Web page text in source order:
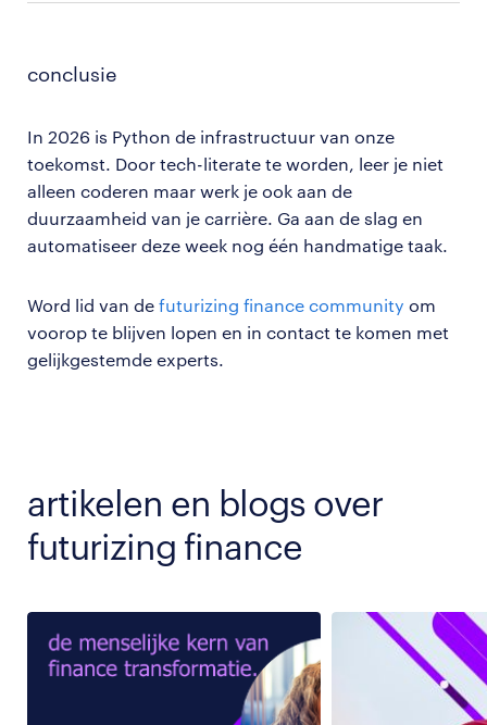
conclusie
In 2026 is Python de infrastructuur van onze
toekomst. Door tech-literate te worden, leer je niet
alleen coderen maar werk je ook aan de
duurzaamheid van je carrière. Ga aan de slag en
automatiseer deze week nog één handmatige taak.
Word lid van de futurizing finance community om
voorop te blijven lopen en in contact te komen met
gelijkgestemde experts.
artikelen en blogs over
futurizing finance